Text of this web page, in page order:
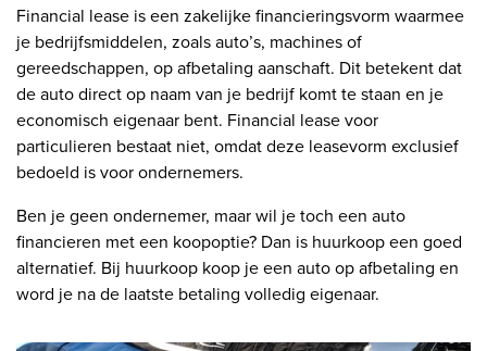
Financial lease is een zakelijke financieringsvorm waarmee
je bedrijfsmiddelen, zoals auto’s, machines of
gereedschappen, op afbetaling aanschaft. Dit betekent dat
de auto direct op naam van je bedrijf komt te staan en je
economisch eigenaar bent. Financial lease voor
particulieren bestaat niet, omdat deze leasevorm exclusief
bedoeld is voor ondernemers.
Ben je geen ondernemer, maar wil je toch een auto
financieren met een koopoptie? Dan is huurkoop een goed
alternatief. Bij huurkoop koop je een auto op afbetaling en
word je na de laatste betaling volledig eigenaar.